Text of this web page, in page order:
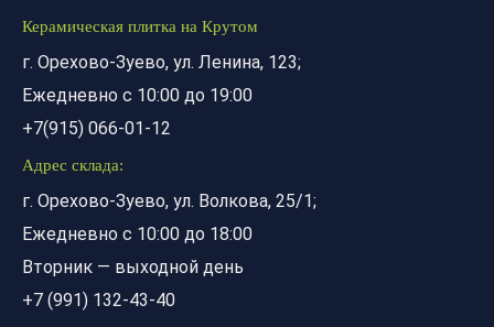
Керамическая плитка на Крутом
г. Орехово-Зуево, ул. Ленина, 123;
Ежедневно с 10:00 до 19:00
+7(915) 066-01-12
Адрес склада:
г. Орехово-Зуево, ул. Волкова, 25/1;
Ежедневно с 10:00 до 18:00
Вторник — выходной день
+7 (991) 132-43-40